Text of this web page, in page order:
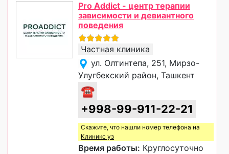
Pro Addict - центр терапии
зависимости и девиантного
поведения
Частная клиника
ул. Олтинтепа, 251, Мирзо-
Улугбекский район, Ташкент
☎
+998-99-911-22-21
Скажите, что нашли номер телефона на
Клиникс уз
Время работы: Круглосуточно